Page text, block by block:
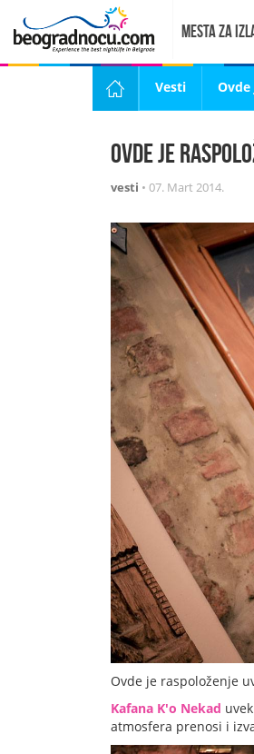
MESTA ZA
Vesti
Ovde je
vesti • 07. Mart 2014.
Ovde je raspoloženje
Kafana K'o Nekad
atmosfera prenosi i